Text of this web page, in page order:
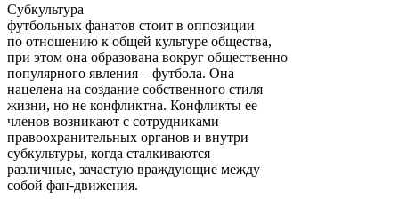
Субкультура
футбольных фанатов стоит в оппозиции
по отношению к общей культуре общества,
при этом она образована вокруг общественно
популярного явления – футбола. Она
нацелена на создание собственного стиля
жизни, но не конфликтна. Конфликты ее
членов возникают с сотрудниками
правоохранительных органов и внутри
субкультуры, когда сталкиваются
различные, зачастую враждующие между
собой фан-движения.